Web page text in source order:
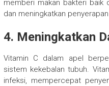
memberi makan bakteri baik
dan meningkatkan
4. Meningkatkan
Vitamin C dalam apel
sistem kekebalan tubuh.
infeksi, mempercepat